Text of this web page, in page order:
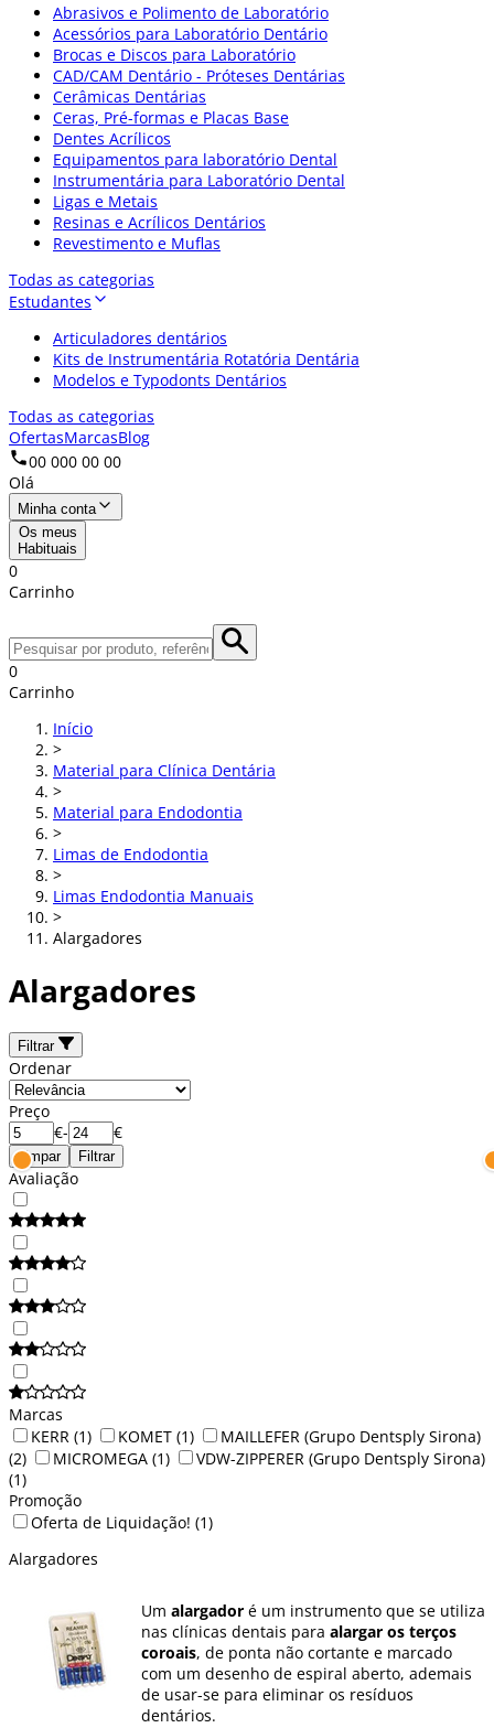
Abrasivos e Polimento de Laboratório
Acessórios para Laboratório Dentário
Brocas e Discos para Laboratório
CAD/CAM Dentário - Próteses Dentárias
Cerâmicas Dentárias
Ceras, Pré-formas e Placas Base
Dentes Acrílicos
Equipamentos para laboratório Dental
Instrumentária para Laboratório Dental
Ligas e Metais
Resinas e Acrílicos Dentários
Revestimento e Muflas
Todas as categorias
Estudantes
Articuladores dentários
Kits de Instrumentária Rotatória Dentária
Modelos e Typodonts Dentários
Todas as categorias
OfertasMarcasBlog
00 000 00 00
Olá
Minha conta
Os meus
Habituais
0
Carrinho
0
Carrinho
Início
>
Material para Clínica Dentária
>
Material para Endodontia
>
Limas de Endodontia
>
Limas Endodontia Manuais
>
Alargadores
Alargadores
Filtrar
Ordenar
Preço
€- €
Limpar Filtrar
Avaliação
Marcas
KERR (1) KOMET (1)
MAILLEFER (Grupo Dentsply Sirona)
(2)
MICROMEGA (1)
VDW-ZIPPERER (Grupo Dentsply Sirona)
(1)
Promoção
Oferta de Liquidação! (1)
Alargadores
Um alargador é um instrumento que se utiliza
nas clínicas dentais para alargar os terços
coroais, de ponta não cortante e marcado
com um desenho de espiral aberto, ademais
de usar-se para eliminar os resíduos
dentários.